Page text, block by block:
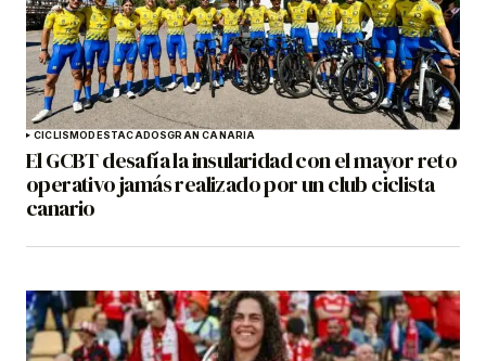
CICLISMODESTACADOSGRAN CANARIA
El GCBT desafía la insularidad con el mayor reto
operativo jamás realizado por un club ciclista
canario